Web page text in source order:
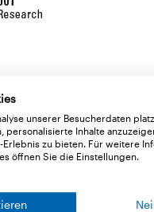
unserer Besucherdaten
personalisierte Inhalte
zu bieten. Für weitere
öffnen Sie die Einstellungen.